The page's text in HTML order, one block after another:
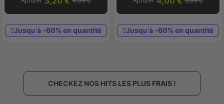
Jusqu'à -60% en quantité Jusqu'à -60% en quantité
CHECKEZ NOS HITS LES PLUS FRAIS !